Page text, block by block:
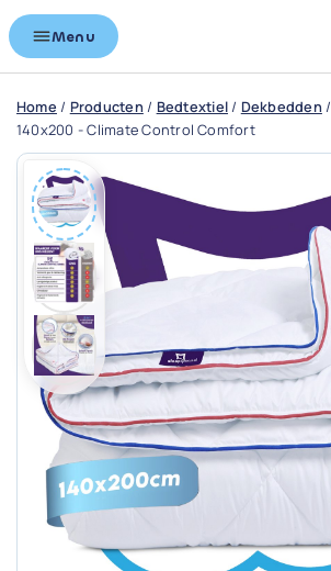
Menu
Home / Producten/ Bedtextiel / Dekbedden/
140x200 - Climate Control Comfort